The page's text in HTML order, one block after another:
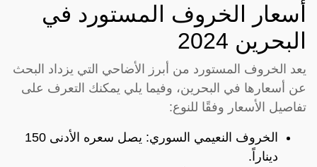
أسعار الخروف المستورد في
البحرين 2024
يعد الخروف المستورد من أبرز الأضاحي التي يزداد البحث
عن أسعارها في البحرين، وفيما يلي يمكنك التعرف على
تفاصيل الأسعار وفقًا للنوع:
الخروف النعيمي السوري: يصل سعره الأدنى 150
ديناراً.